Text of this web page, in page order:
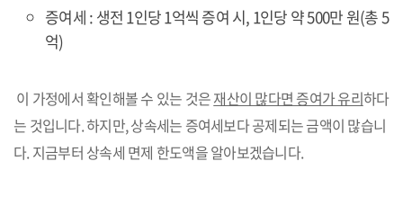
증여세 : 생전 1인당 1억씩 증여 시, 1인당 약 500만 원(총 5
억)
이 가정에서 확인해볼 수 있는 것은재산이 많다면 증여가 유리하다
는 것입니다. 하지만, 상속세는 증여세보다 공제되는 금액이 많습니
다. 지금부터 상속세 면제 한도액을 알아보겠습니다.